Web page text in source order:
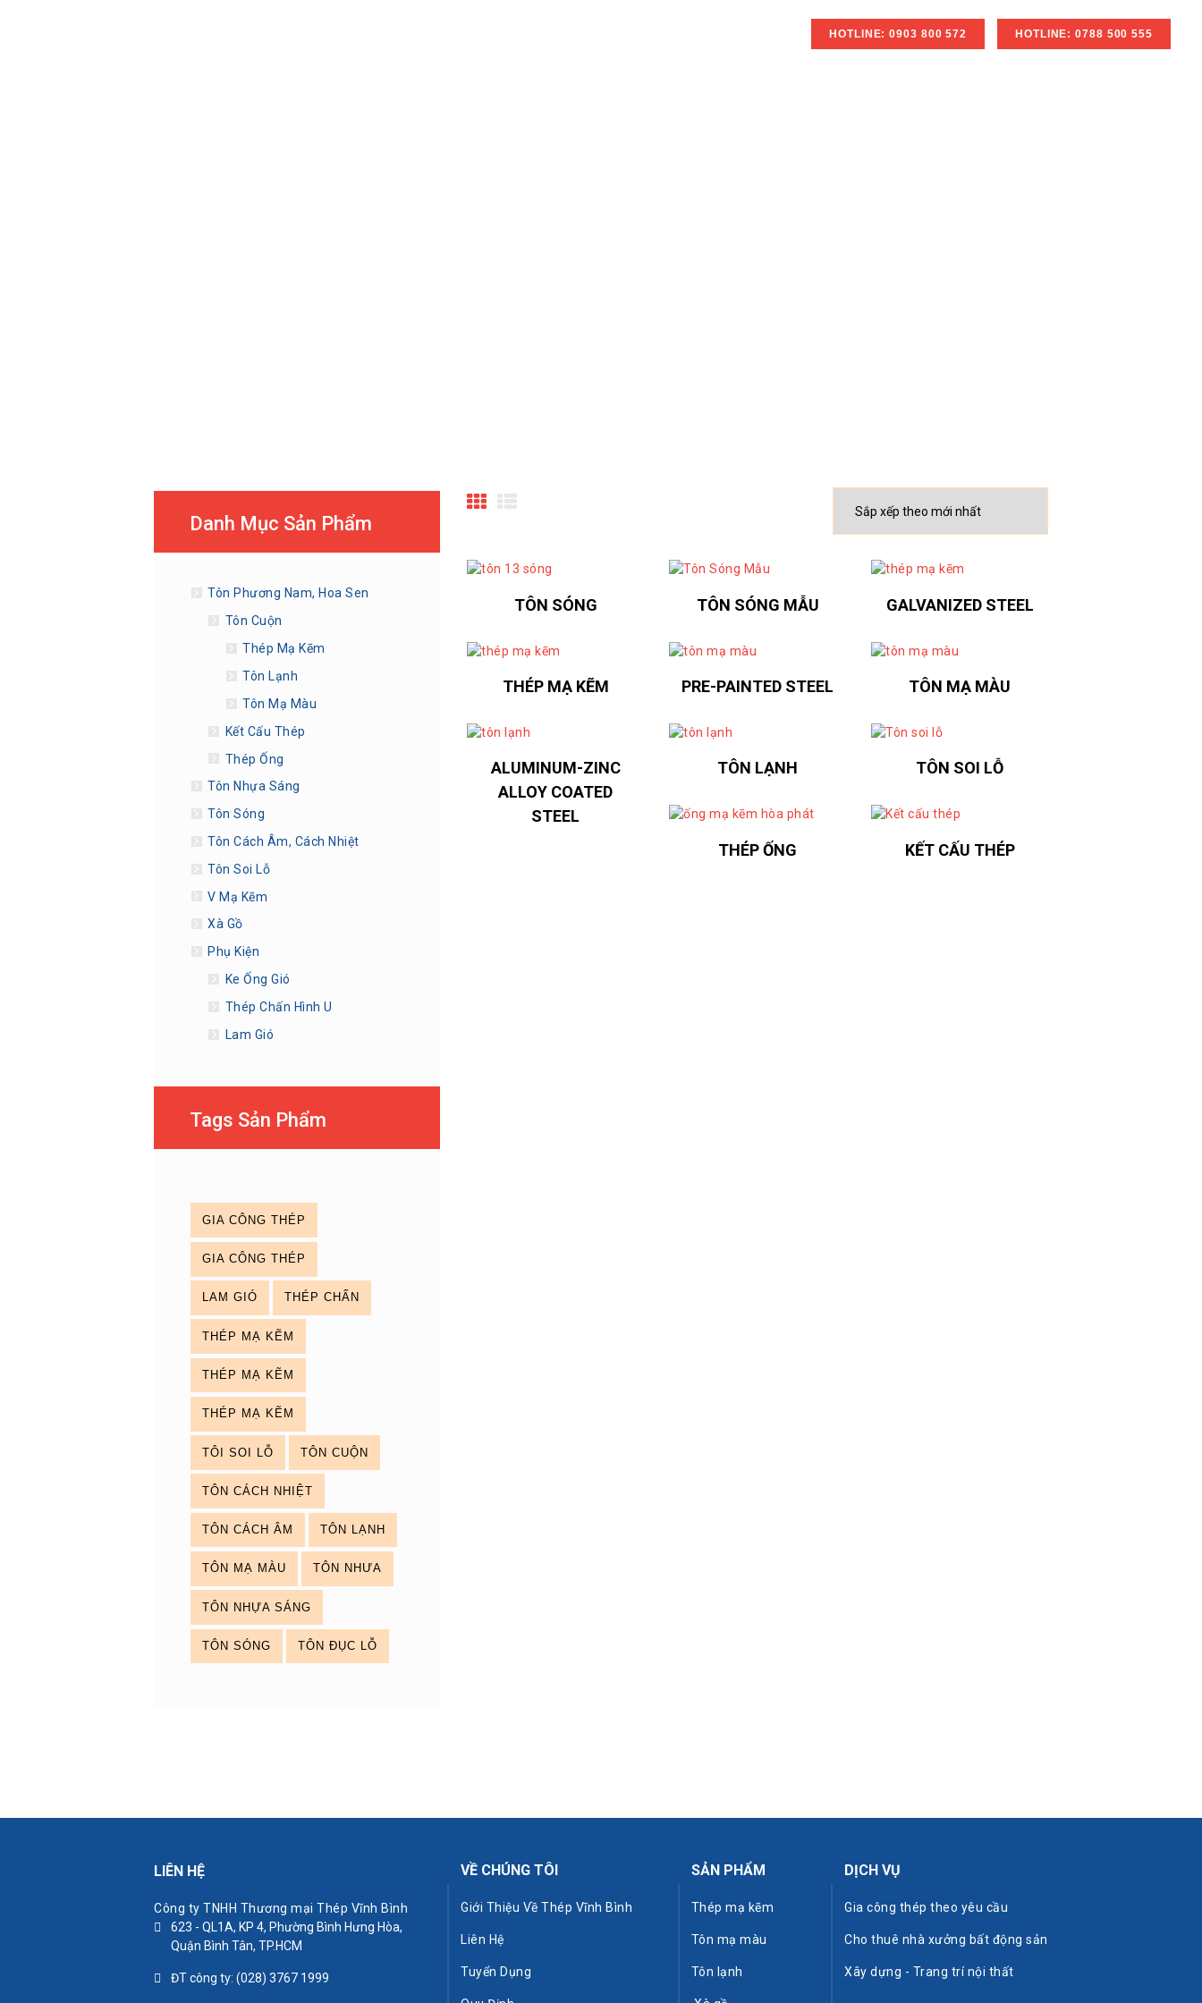
HOTLINE: 0903 800 572 HOTLINE: 0788 500 555
TÔN SÓNG TÔN SÓNG MẪU GALVANIZED STEEL
THÉP MẠ KẼM PRE-PAINTED STEEL TÔN MẠ MÀU
ALUMINUM-ZINC
ALLOY COATED
STEEL
TÔN LẠNH TÔN SOI LỖ
THÉP ỐNG KẾT CẤU THÉP
Danh Mục Sản Phẩm
Tôn Phương Nam, Hoa Sen
Tôn Cuộn
Thép Mạ Kẽm
Tôn Lạnh
Tôn Mạ Màu
Kết Cấu Thép
Thép Ống
Tôn Nhựa Sáng
Tôn Sóng
Tôn Cách Âm, Cách Nhiệt
Tôn Soi Lỗ
V Mạ Kẽm
Xà Gồ
Phụ Kiện
Ke Ống Gió
Thép Chấn Hình U
Lam Gió
Tags Sản Phẩm
GIA CÔNG THÉP
GIA CÔNG THÉP
LAM GIÓ THÉP CHẤN
THÉP MẠ KẼM
THÉP MẠ KẼM
THÉP MẠ KẼM
TÔI SOI LỖ TÔN CUỘN
TÔN CÁCH NHIỆT
TÔN CÁCH ÂM TÔN LẠNH
TÔN MẠ MÀU TÔN NHƯA
TÔN NHỰA SÁNG
TÔN SÓNG TÔN ĐỤC LỖ
LIÊN HỆ
Công ty TNHH Thương mại Thép Vĩnh Bình
623 - QL1A, KP 4, Phường Bình Hưng Hòa,
Quận Bình Tân, TP.HCM
ĐT công ty: (028) 3767 1999
VỀ CHÚNG TÔI
Giới Thiệu Về Thép Vĩnh Bình
Liên Hệ
Tuyển Dụng
SẢN PHẨM
Thép mạ kẽm
Tôn mạ màu
Tôn lạnh
DỊCH VỤ
Gia công thép theo yêu cầu
Cho thuê nhà xưởng bất động sản
Xây dựng - Trang trí nội thất